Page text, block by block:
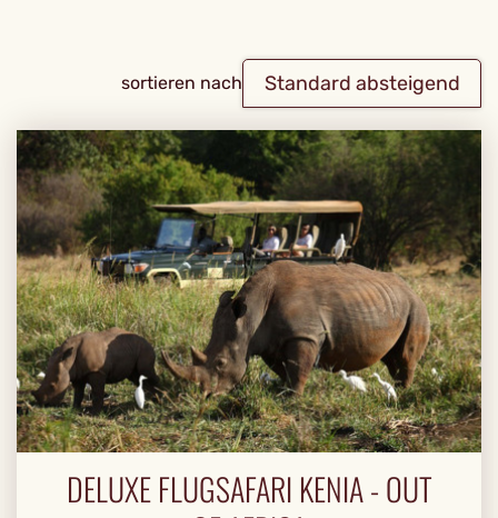
sortieren nach Standard absteigend
DELUXE FLUGSAFARI KENIA - OUT